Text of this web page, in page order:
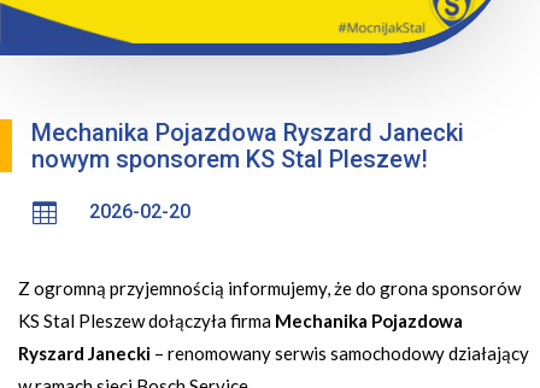
Mechanika Pojazdowa Ryszard Janecki
nowym sponsorem KS Stal Pleszew!
 2026-02-20
Z ogromną przyjemnością informujemy, że do grona sponsorów
KS Stal Pleszew dołączyła firma Mechanika Pojazdowa
Ryszard Janecki – renomowany serwis samochodowy działający